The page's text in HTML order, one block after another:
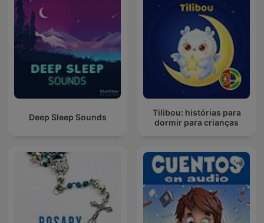
Deep Sleep Sounds
Tilibou: histórias para
dormir para crianças